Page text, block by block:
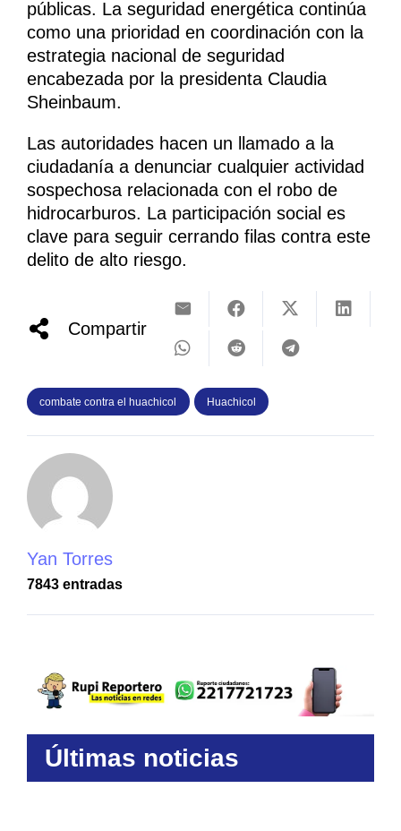
públicas. La seguridad energética continúa
como una prioridad en coordinación con la
estrategia nacional de seguridad
encabezada por la presidenta Claudia
Sheinbaum.
Las autoridades hacen un llamado a la
ciudadanía a denunciar cualquier actividad
sospechosa relacionada con el robo de
hidrocarburos. La participación social es
clave para seguir cerrando filas contra este
delito de alto riesgo.
Compartir
combate contra el huachicol Huachicol
Yan Torres
7843 entradas
Últimas noticias